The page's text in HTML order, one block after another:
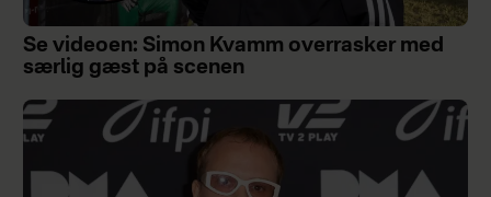
Se videoen: Simon Kvamm overrasker med
særlig gæst på scenen